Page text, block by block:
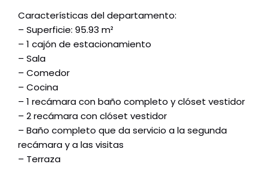
Características del departamento:
– Superficie: 95.93 m²
– 1 cajón de estacionamiento
– Sala
– Comedor
– Cocina
– 1 recámara con baño completo y clóset vestidor
– 2 recámara con clóset vestidor
– Baño completo que da servicio a la segunda
recámara y a las visitas
– Terraza